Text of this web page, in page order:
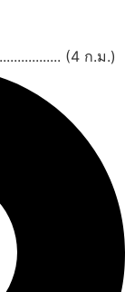
(4 ก.ม.)